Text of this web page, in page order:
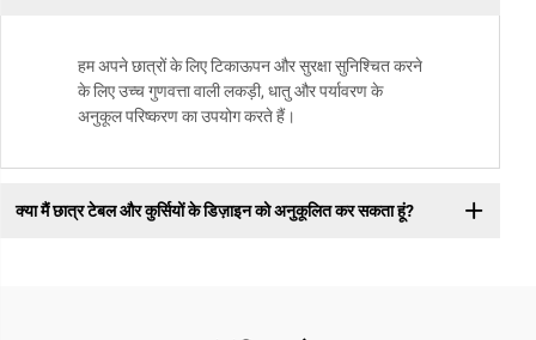
हम अपने छात्रों के लिए टिकाऊपन और सुरक्षा सुनिश्चित करने
के लिए उच्च गुणवत्ता वाली लकड़ी, धातु और पर्यावरण के
अनुकूल परिष्करण का उपयोग करते हैं।
क्या मैं छात्र टेबल और कुर्सियों के डिज़ाइन को अनुकूलित कर सकता हूं?